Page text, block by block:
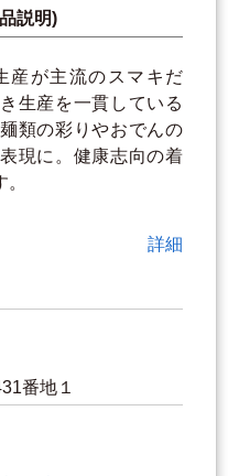
説明)
産が主流のスマキだ
生産を一貫している
類の彩りやおでんの
現に。健康志向の着
詳細
番地１